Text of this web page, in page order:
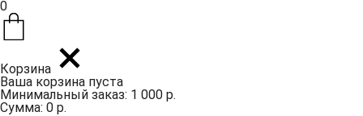
0
Корзина
Ваша корзина пуста
Минимальный заказ: 1 000 р.
Сумма: 0 р.